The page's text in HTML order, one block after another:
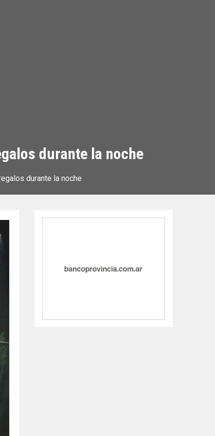
durante la noche
durante la noche